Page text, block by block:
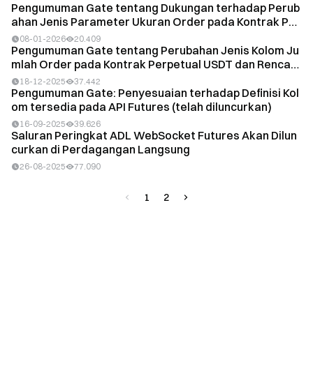
Pengumuman Gate tentang Dukungan terhadap Perub
ahan Jenis Parameter Ukuran Order pada Kontrak Per
p U...
08-01-2026 20.409
Pengumuman Gate tentang Perubahan Jenis Kolom Ju
mlah Order pada Kontrak Perpetual USDT dan Rencan
a P...
18-12-2025 37.442
Pengumuman Gate: Penyesuaian terhadap Definisi Kol
om tersedia pada API Futures (telah diluncurkan)
16-09-2025 39.626
Saluran Peringkat ADL WebSocket Futures Akan Dilun
curkan di Perdagangan Langsung
26-08-2025 77.090
1 2